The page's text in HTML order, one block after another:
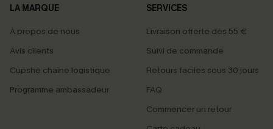
LA MARQUE
À propos de nous
Avis clients
Cupshe chaîne logistique
Programme ambassadeur
SERVICES
Livraison offerte dès 55 €
Suivi de commande
Retours faciles sous 30 jours
FAQ
Commencer un retour